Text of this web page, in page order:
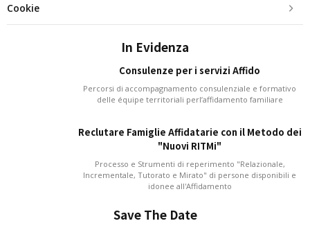
Cookie
In Evidenza
Consulenze per i servizi Affido
Percorsi di accompagnamento consulenziale e formativo
delle équipe territoriali perl’affidamento familiare
Reclutare Famiglie Affidatarie con il Metodo dei
"Nuovi RITMi"
Processo e Strumenti di reperimento "Relazionale,
Incrementale, Tutorato e Mirato" di persone disponibili e
idonee all'Affidamento
Save The Date